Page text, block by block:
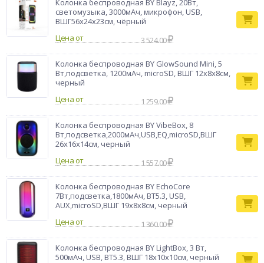
Колонка беспроводная BY Blayz, 20Вт,
светомузыка, 3000мАч, микрофон, USB,
ВШГ56x24x23см, чёрный
Цена от
3 524.00
Колонка беспроводная BY GlowSound Mini, 5
Вт,подсветка, 1200мАч, microSD, ВШГ 12x8x8см,
черный
Цена от
1 259.00
Колонка беспроводная BY VibeBox, 8
Вт,подсветка,2000мАч,USB,EQ,microSD,ВШГ
26x16x14см, черный
Цена от
1 557.00
Колонка беспроводная BY EchoCore
7Вт,подсветка,1800мАч, BT5.3, USB,
AUX,microSD,ВШГ 19x8x8см, черный
Цена от
1 360.00
Колонка беспроводная BY LightBox, 3 Вт,
500мАч, USB, BT5.3, ВШГ 18x10x10см, черный